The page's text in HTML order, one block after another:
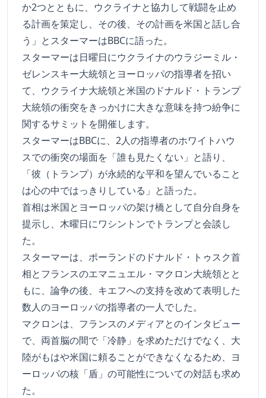
か2つとともに、ウクライナと協力して戦闘を止め
る計画を策定し、その後、その計画を米国と話し合
う」とスターマーはBBCに語った。
スターマーは日曜日にウクライナのウラジーミル・
ゼレンスキー大統領とヨーロッパの指導者を招い
て、ウクライナ大統領と米国のドナルド・トランプ
大統領の衝突をきっかけに大きな意味を持つ紛争に
関するサミットを開催します。
スターマーはBBCに、2人の指導者のホワイトハウ
スでの衝突の場面を「誰も見たくない」と語り、
「彼（トランプ）が永続的な平和を望んでいること
は心の中ではっきりしている」と語った。
首相は米国とヨーロッパの架け橋として自分自身を
提示し、木曜日にワシントンでトランプと会談し
た。
スターマーは、ポーランドのドナルド・トゥスク首
相とフランスのエマニュエル・マクロン大統領とと
もに、論争の後、キエフへの支持を改めて表明した
数人のヨーロッパの指導者の一人でした。
マクロンは、フランスのメディアとのインタビュー
で、両首脳の間で「冷静」を求めただけでなく、大
陸がもはや米国に頼ることができなくなるため、ヨ
ーロッパの核「盾」の可能性についての対話も求め
た。